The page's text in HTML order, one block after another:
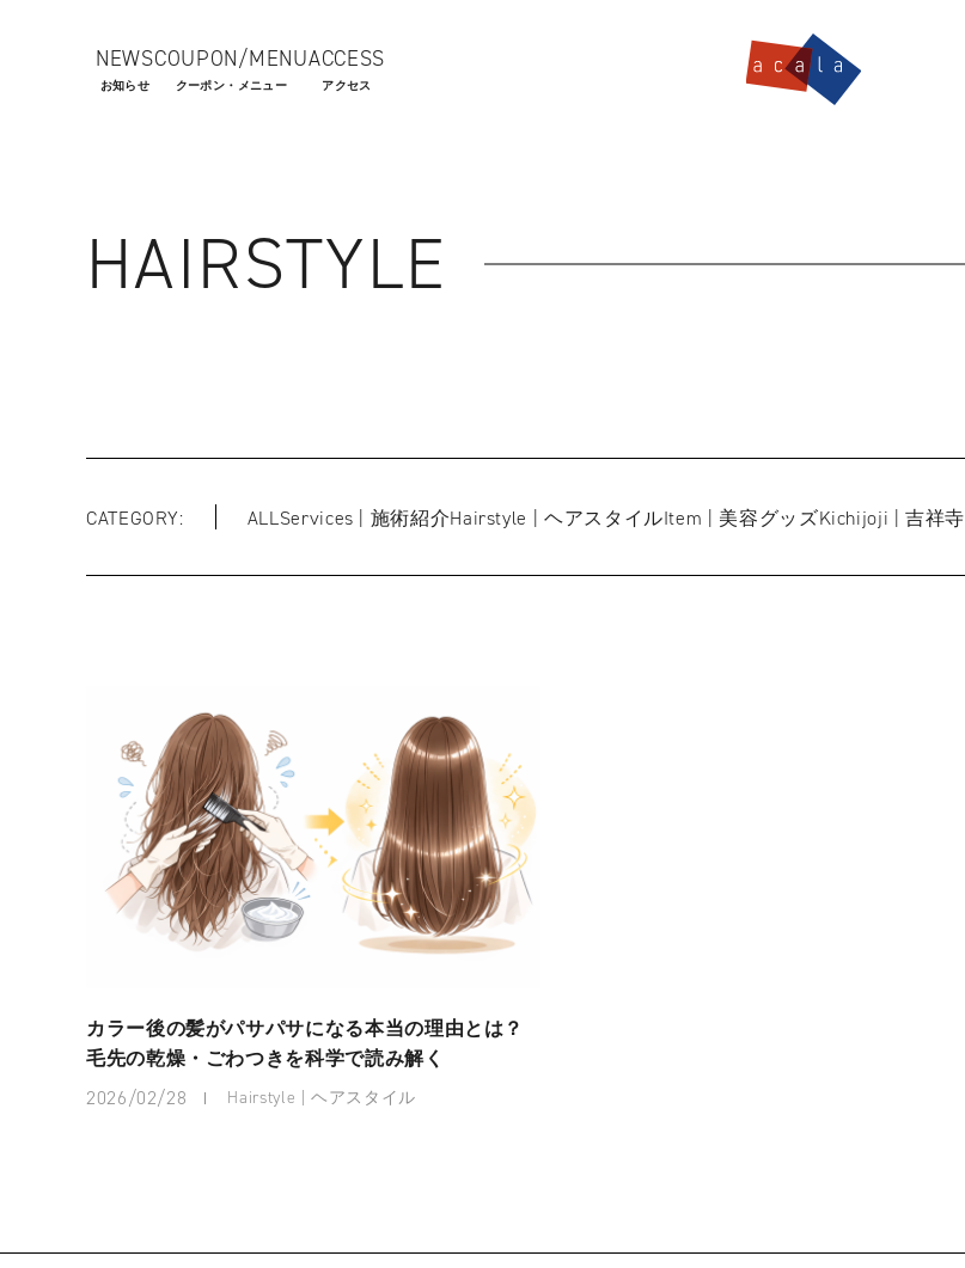
NEWS
お知らせ
COUPON/MENU
クーポン・メニュー
ACCESS
アクセス
HAIRSTYLE
CATEGORY ALLServices | 施術紹介Hairstyle | ヘアスタイルItem | 美容グッズKichijoji | 吉祥寺
カラー後の髪がパサパサになる本当の理由とは？
毛先の乾燥・ごわつきを科学で読み解く
2026/02/28 Hairstyle | ヘアスタイル